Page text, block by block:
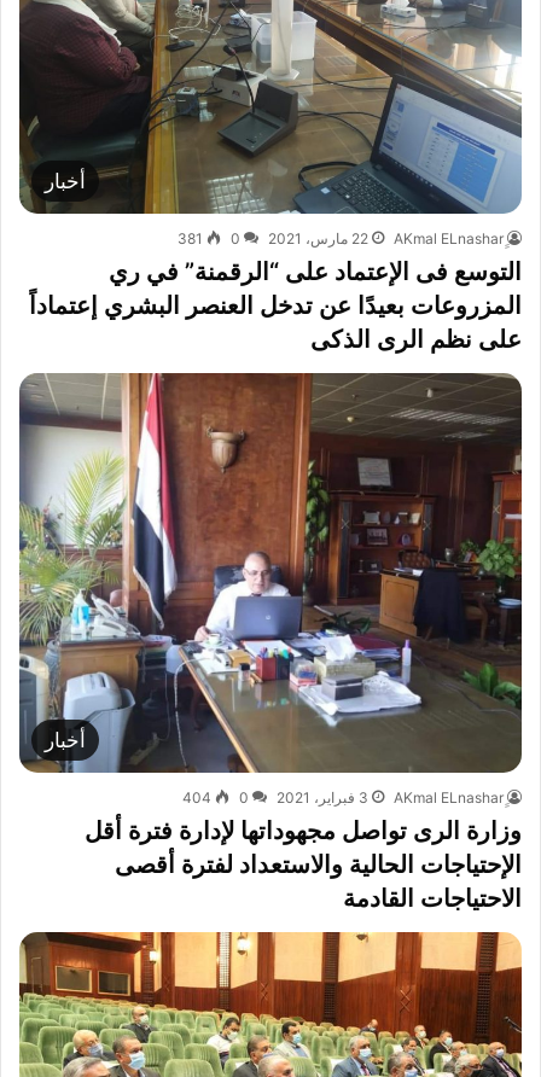
أخبار
22 مارس، 2021 0
381
التوسع فى الإعتماد على “الرقمنة” في ري
المزروعات بعيدًا عن تدخل العنصر البشري إعتماداً
على نظم الرى الذكى
أخبار
3 فبراير، 2021 0
404
وزارة الرى تواصل مجهوداتها لإدارة فترة أقل
الإحتياجات الحالية والاستعداد لفترة أقصى
الاحتياجات القادمة